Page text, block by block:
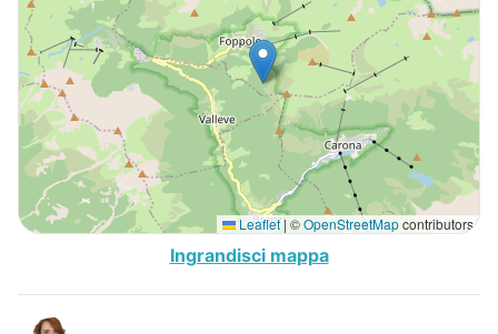
Leaflet| ©OpenStreetMapcontributors
Ingrandisci mappa